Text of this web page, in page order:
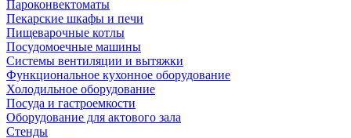
Пароконвектоматы
Пекарские шкафы и печи
Пищеварочные котлы
Посудомоечные машины
Системы вентиляции и вытяжки
Функциональное кухонное оборудование
Холодильное оборудование
Посуда и гастроемкости
Оборудование для актового зала
Стенды